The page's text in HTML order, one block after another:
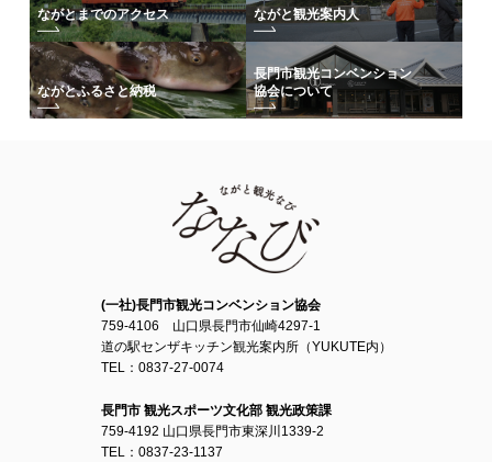
ながとまでのアクセス ながと観光案内人
ながとふるさと納税
長門市観光コンベンション
協会について
(一社)長門市観光コンベンション協会
759-4106 山口県長門市仙崎4297-1
道の駅センザキッチン観光案内所（YUKUTE内）
TEL：0837-27-0074
長門市 観光スポーツ文化部 観光政策課
759-4192 山口県長門市東深川1339-2
TEL：0837-23-1137